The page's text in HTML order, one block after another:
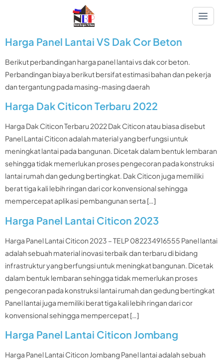
Harga Panel Lantai VS Dak Cor Beton
Berikut perbandingan harga panel lantai vs dak cor beton.
Perbandingan biaya berikut bersifat estimasi bahan dan pekerja
dan tergantung pada masing-masing daerah
Harga Dak Citicon Terbaru 2022
Harga Dak Citicon Terbaru 2022 Dak Citicon atau biasa disebut
Panel Lantai Citicon adalah material yang berfungsi untuk
meningkat lantai pada bangunan. Dicetak dalam bentuk lembaran
sehingga tidak memerlukan proses pengecoran pada konstruksi
lantai rumah dan gedung bertingkat. Dak Citicon juga memiliki
berat tiga kali lebih ringan dari cor konvensional sehingga
mempercepat aplikasi pembangunan serta […]
Harga Panel Lantai Citicon 2023
Harga Panel Lantai Citicon 2023 – TELP 082234916555 Panel lantai
adalah sebuah material inovasi terbaik dan terbaru di bidang
infrastruktur yang berfungsi untuk meningkat bangunan. Dicetak
dalam bentuk lembaran sehingga tidak memerlukan proses
pengecoran pada konstruksi lantai rumah dan gedung bertingkat
Panel lantai juga memiliki berat tiga kali lebih ringan dari cor
konvensional sehingga mempercepat […]
Harga Panel Lantai Citicon Jombang
Harga Panel Lantai Citicon Jombang Panel lantai adalah sebuah